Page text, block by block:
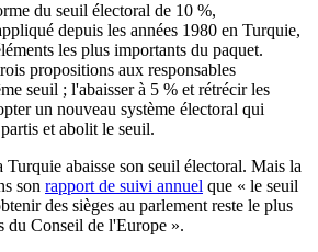
du seuil électoral de 10 %,
depuis les années 1980 en Turquie,
les plus importants du paquet.
propositions aux responsables
seuil ; l'abaisser à 5 % et rétrécir les
un nouveau système électoral qui
et abolit le seuil.
abaisse son seuil électoral. Mais la
son rapport de suivi annuel que « le seuil
des sièges au parlement reste le plus
du Conseil de l'Europe ».